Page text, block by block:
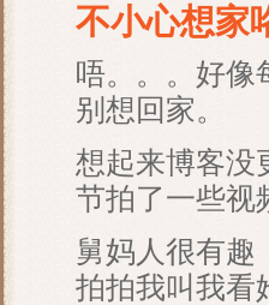
不小心想家
唔。。。好像
别想回家。
想起来博客没
节拍了一些视
舅妈人很有趣
拍拍我叫我看